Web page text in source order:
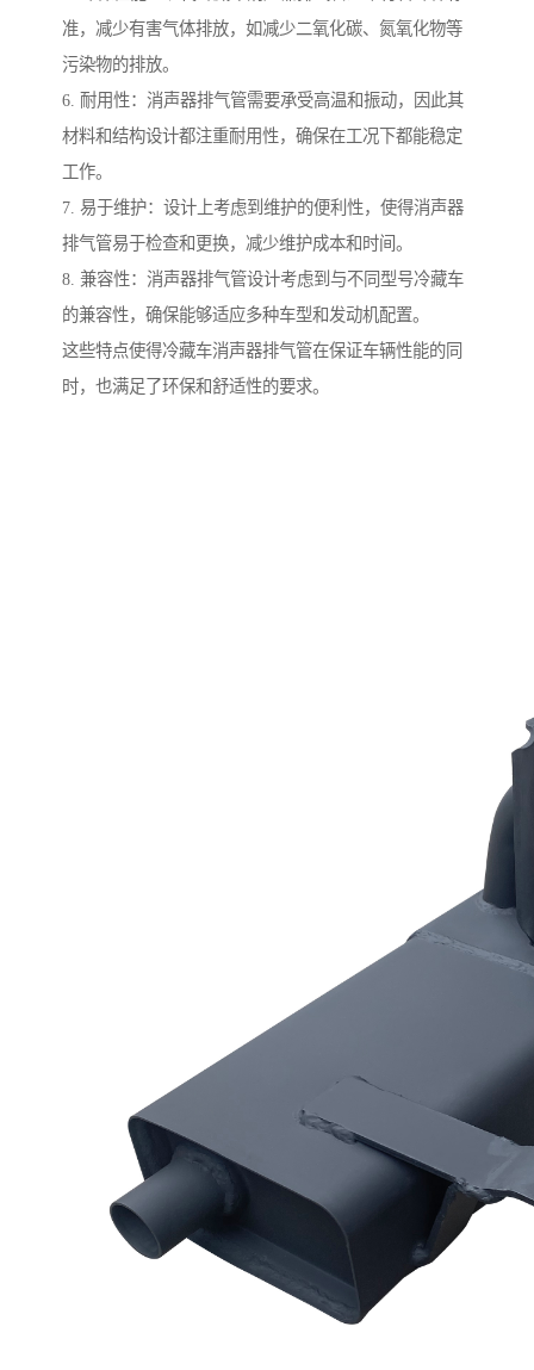
准，减少有害气体排放，如减少二氧化碳、氮氧化物等
污染物的排放。
6. 耐用性：消声器排气管需要承受高温和振动，因此其
材料和结构设计都注重耐用性，确保在工况下都能稳定
工作。
7. 易于维护：设计上考虑到维护的便利性，使得消声器
排气管易于检查和更换，减少维护成本和时间。
8. 兼容性：消声器排气管设计考虑到与不同型号冷藏车
的兼容性，确保能够适应多种车型和发动机配置。
这些特点使得冷藏车消声器排气管在保证车辆性能的同
时，也满足了环保和舒适性的要求。